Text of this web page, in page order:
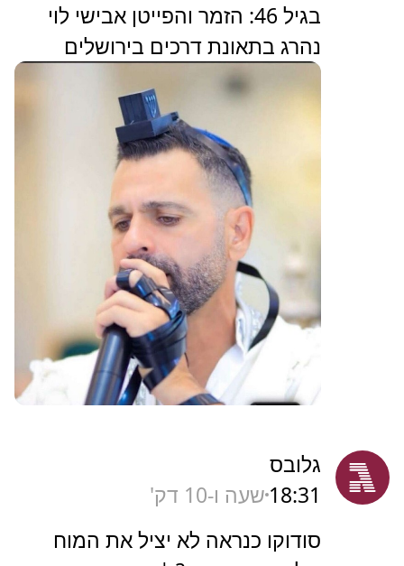
בגיל 46: הזמר והפייטן אבישי לוי
נהרג בתאונת דרכים בירושלים
גלובס
18:31 שעה ו-10 דק'
סודוקו כנראה לא יציל את המוח